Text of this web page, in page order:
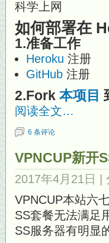
科学上网
如何部署在
1.准备工作
Heroku 注册
GitHub 注册
2.Fork 本项目
阅读全文…
6 条评论
VPNCUP新开
2017年4月21日
VPNCUP本站六
SS套餐无法满足
SS服务器有明显